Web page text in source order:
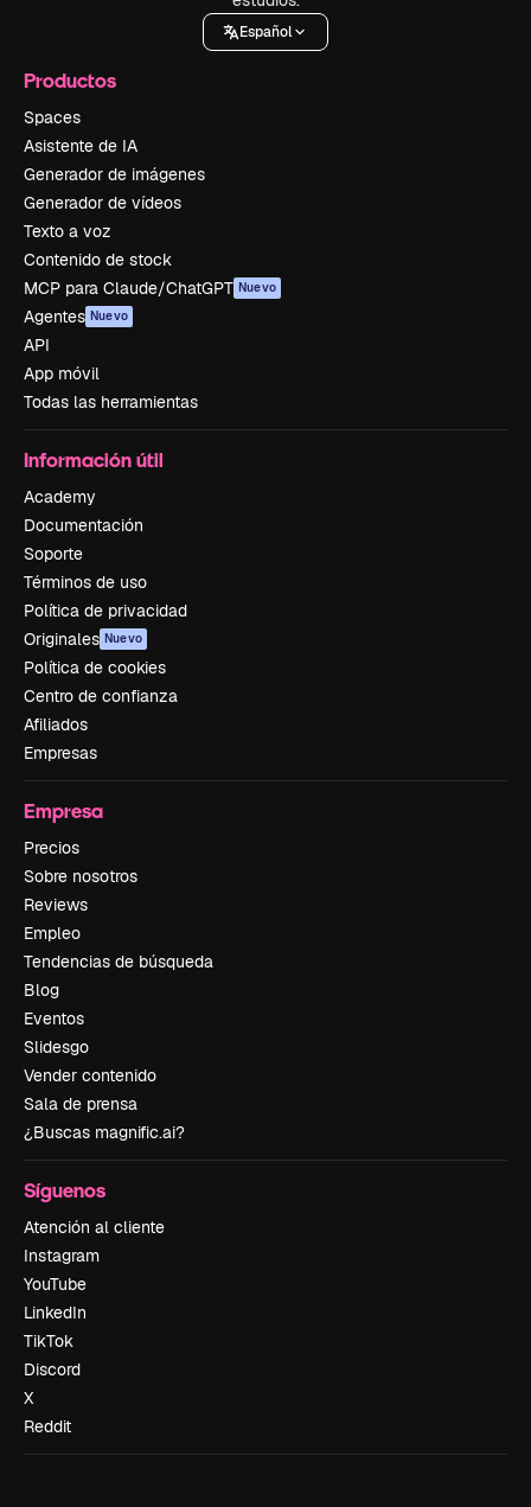
Español
Productos
Spaces
Asistente de IA
Generador de imágenes
Generador de vídeos
Texto a voz
Contenido de stock
MCP para Claude/ChatGPT Nuevo
Agentes Nuevo
API
App móvil
Todas las herramientas
Información útil
Academy
Documentación
Soporte
Términos de uso
Política de privacidad
Originales Nuevo
Política de cookies
Centro de confianza
Afiliados
Empresas
Empresa
Precios
Sobre nosotros
Reviews
Empleo
Tendencias de búsqueda
Blog
Eventos
Slidesgo
Vender contenido
Sala de prensa
¿Buscas magnific.ai?
Síguenos
Atención al cliente
Instagram
YouTube
LinkedIn
TikTok
Discord
X
Reddit